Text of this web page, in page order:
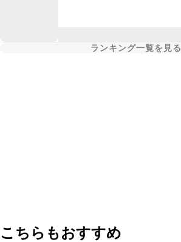
ランキング一覧を見る
こちらもおすすめ